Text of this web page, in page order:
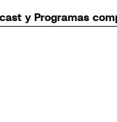
y Programas